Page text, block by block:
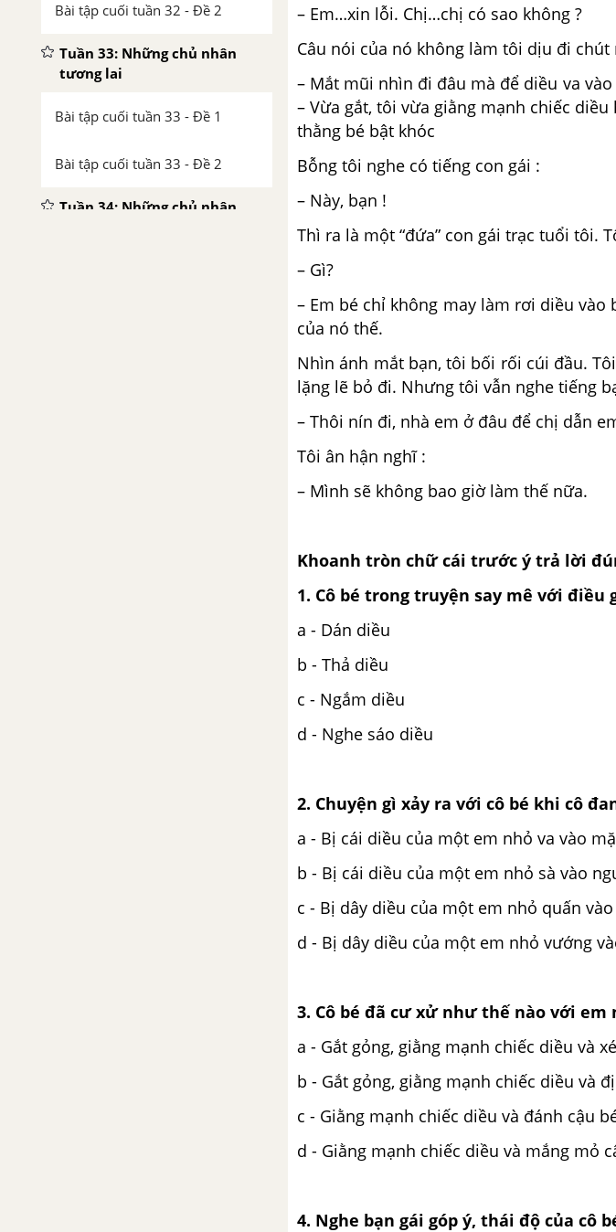
Bài tập cuối tuần 32 - Đề 2
Tuần 33: Những chủ nhân
tương lai
Bài tập cuối tuần 33 - Đề 1
Bài tập cuối tuần 33 - Đề 2
Tuần 34: Những chủ nhân
– Em…xin lỗi. Chị…chị có sao không ?
Câu nói của nó không làm tôi dịu đi chút
– Mắt mũi nhìn đi đâu mà để diều va
– Vừa gắt, tôi vừa giằng mạnh chiếc
thằng bé bật khóc
Bỗng tôi nghe có tiếng con gái :
– Này, bạn !
Thì ra là một “đứa” con gái trạc tuổi tôi.
– Gì?
– Em bé chỉ không may làm rơi diều
của nó thế.
Nhìn ánh mắt bạn, tôi bối rối cúi đầu.
lặng lẽ bỏ đi. Nhưng tôi vẫn nghe tiếng
– Thôi nín đi, nhà em ở đâu để chị dẫn
Tôi ân hận nghĩ :
– Mình sẽ không bao giờ làm thế nữa.
Khoanh tròn chữ cái trước ý trả lời
1. Cô bé trong truyện say mê với điều
a - Dán diều
b - Thả diều
c - Ngắm diều
d - Nghe sáo diều
2. Chuyện gì xảy ra với cô bé khi cô
a - Bị cái diều của một em nhỏ va vào
b - Bị cái diều của một em nhỏ sà vào
c - Bị dây diều của một em nhỏ quấn
d - Bị dây diều của một em nhỏ vướng
3. Cô bé đã cư xử như thế nào với em
a - Gắt gỏng, giằng mạnh chiếc diều và
b - Gắt gỏng, giằng mạnh chiếc diều và
c - Giằng mạnh chiếc diều và đánh cậu
d - Giằng mạnh chiếc diều và mắng mỏ
4. Nghe bạn gái góp ý, thái độ của cô